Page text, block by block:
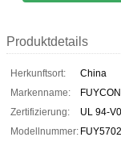
Produktdetails
Herkunftsort:
China
Markenname:
Zertifizierung:
UL 94-
Modellnummer: